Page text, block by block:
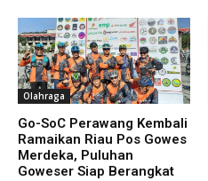
Olahraga
Go-SoC Perawang Kembali
Ramaikan Riau Pos Gowes
Merdeka, Puluhan
Goweser Siap Berangkat